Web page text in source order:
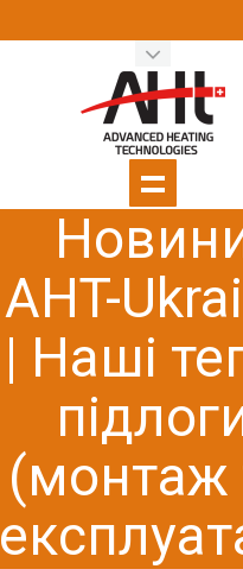
AHT-
| Наші
(монтаж